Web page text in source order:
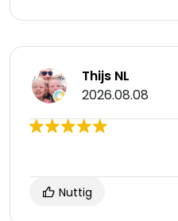
Thijs NL
2026.08.08
Nuttig